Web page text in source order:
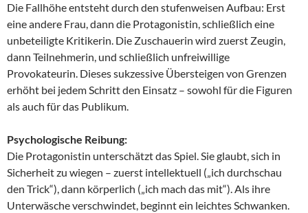
Die Fallhöhe entsteht durch den stufenweisen Aufbau: Erst
eine andere Frau, dann die Protagonistin, schließlich eine
unbeteiligte Kritikerin. Die Zuschauerin wird zuerst Zeugin,
dann Teilnehmerin, und schließlich unfreiwillige
Provokateurin. Dieses sukzessive Übersteigen von Grenzen
erhöht bei jedem Schritt den Einsatz – sowohl für die Figuren
als auch für das Publikum.
Psychologische Reibung:
Die Protagonistin unterschätzt das Spiel. Sie glaubt, sich in
Sicherheit zu wiegen – zuerst intellektuell („ich durchschau
den Trick“), dann körperlich („ich mach das mit“). Als ihre
Unterwäsche verschwindet, beginnt ein leichtes Schwanken.